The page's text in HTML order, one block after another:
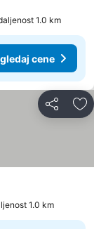
1.0 km
cene
Deli
1.0 km